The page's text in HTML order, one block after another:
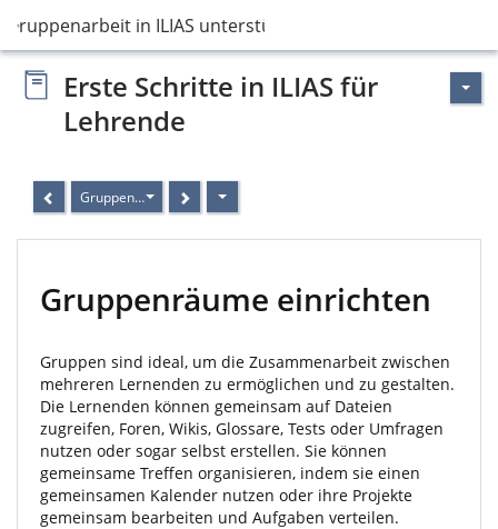
Gruppenarbeit in ILIAS unterstützen
Erste Schritte in ILIAS für
Lehrende
Gruppenräume einrichten
Gruppenräume einrichten
Gruppen sind ideal, um die Zusammenarbeit zwischen
mehreren Lernenden zu ermöglichen und zu gestalten.
Die Lernenden können gemeinsam auf Dateien
zugreifen, Foren, Wikis, Glossare, Tests oder Umfragen
nutzen oder sogar selbst erstellen. Sie können
gemeinsame Treffen organisieren, indem sie einen
gemeinsamen Kalender nutzen oder ihre Projekte
gemeinsam bearbeiten und Aufgaben verteilen.